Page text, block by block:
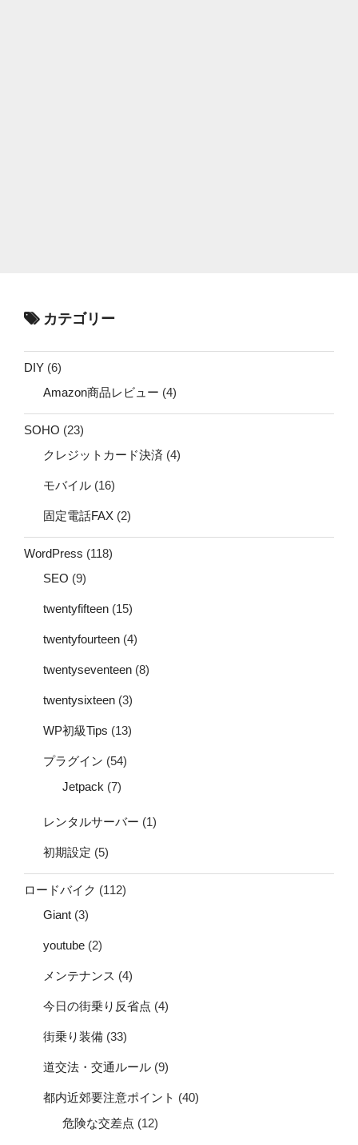
カテゴリー
DIY (6)
Amazon商品レビュー (4)
SOHO (23)
クレジットカード決済 (4)
モバイル (16)
固定電話FAX (2)
WordPress (118)
SEO (9)
twentyfifteen (15)
twentyfourteen (4)
twentyseventeen (8)
twentysixteen (3)
WP初級Tips (13)
プラグイン (54)
Jetpack (7)
レンタルサーバー (1)
初期設定 (5)
ロードバイク (112)
Giant (3)
youtube (2)
メンテナンス (4)
今日の街乗り反省点 (4)
街乗り装備 (33)
道交法・交通ルール (9)
都内近郊要注意ポイント (40)
危険な交差点 (12)